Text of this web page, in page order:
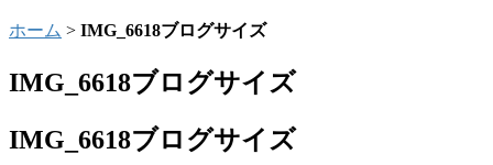
ホーム > IMG_6618ブログサイズ
IMG_6618ブログサイズ
IMG_6618ブログサイズ